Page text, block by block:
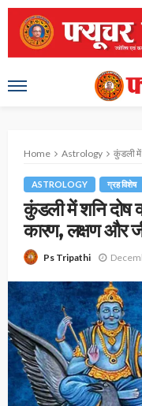
Home Astrology कुंडली में
ASTROLOGY ग्रह विशेष
कुंडली में शनि दोष
कारण, लक्षण और
Ps Tripathi